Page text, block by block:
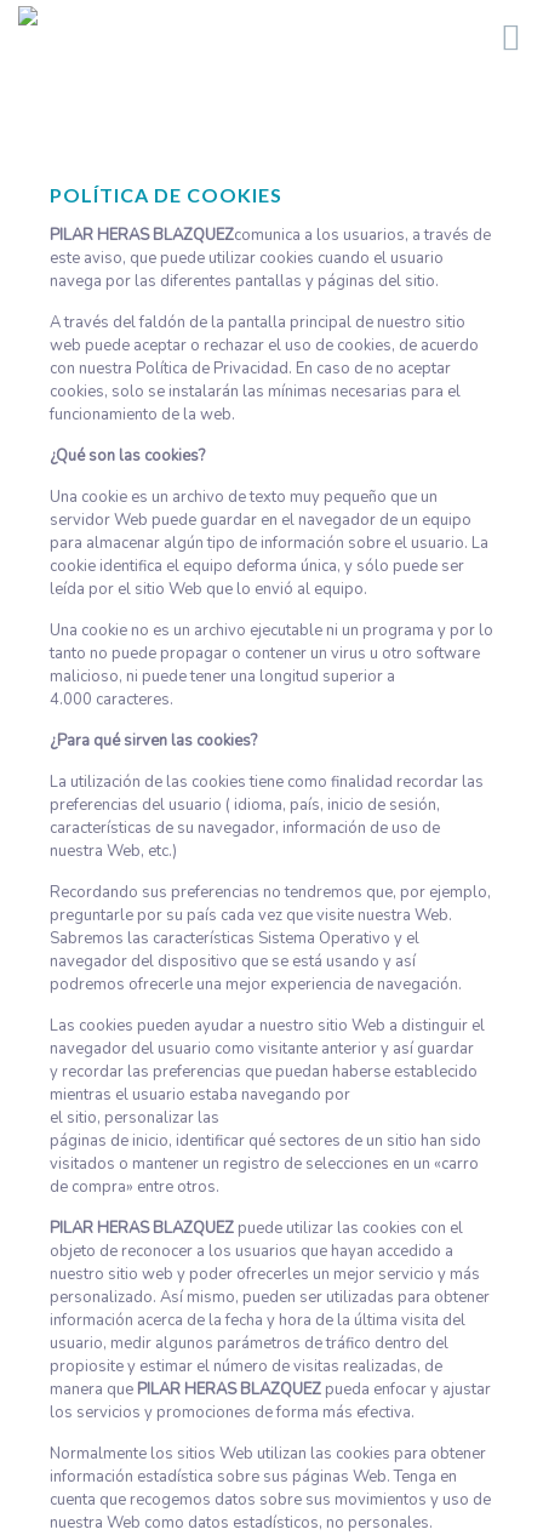
POLÍTICA DE COOKIES
PILAR HERAS BLAZQUEZcomunica a los usuarios, a través de
este aviso, que puede utilizar cookies cuando el usuario
navega por las diferentes pantallas y páginas del sitio.
A través del faldón de la pantalla principal de nuestro sitio
web puede aceptar o rechazar el uso de cookies, de acuerdo
con nuestra Política de Privacidad. En caso de no aceptar
cookies, solo se instalarán las mínimas necesarias para el
funcionamiento de la web.
¿Qué son las cookies?
Una cookie es un archivo de texto muy pequeño que un
servidor Web puede guardar en el navegador de un equipo
para almacenar algún tipo de información sobre el usuario. La
cookie identifica el equipo deforma única, y sólo puede ser
leída por el sitio Web que lo envió al equipo.
Una cookie no es un archivo ejecutable ni un programa y por lo
tanto no puede propagar o contener un virus u otro software
malicioso, ni puede tener una longitud superior a
4.000 caracteres.
¿Para qué sirven las cookies?
La utilización de las cookies tiene como finalidad recordar las
preferencias del usuario ( idioma, país, inicio de sesión,
características de su navegador, información de uso de
nuestra Web, etc.)
Recordando sus preferencias no tendremos que, por ejemplo,
preguntarle por su país cada vez que visite nuestra Web.
Sabremos las características Sistema Operativo y el
navegador del dispositivo que se está usando y así
podremos ofrecerle una mejor experiencia de navegación.
Las cookies pueden ayudar a nuestro sitio Web a distinguir el
navegador del usuario como visitante anterior y así guardar
y recordar las preferencias que puedan haberse establecido
mientras el usuario estaba navegando por
el sitio, personalizar las
páginas de inicio, identificar qué sectores de un sitio han sido
visitados o mantener un registro de selecciones en un «carro
de compra» entre otros.
PILAR HERAS BLAZQUEZ puede utilizar las cookies con el
objeto de reconocer a los usuarios que hayan accedido a
nuestro sitio web y poder ofrecerles un mejor servicio y más
personalizado. Así mismo, pueden ser utilizadas para obtener
información acerca de la fecha y hora de la última visita del
usuario, medir algunos parámetros de tráfico dentro del
propiosite y estimar el número de visitas realizadas, de
manera que PILAR HERAS BLAZQUEZ pueda enfocar y ajustar
los servicios y promociones de forma más efectiva.
Normalmente los sitios Web utilizan las cookies para obtener
información estadística sobre sus páginas Web. Tenga en
cuenta que recogemos datos sobre sus movimientos y uso de
nuestra Web como datos estadísticos, no personales.